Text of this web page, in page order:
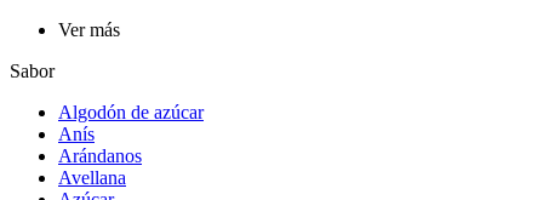
Ver más
Sabor
Algodón de azúcar
Anís
Arándanos
Avellana